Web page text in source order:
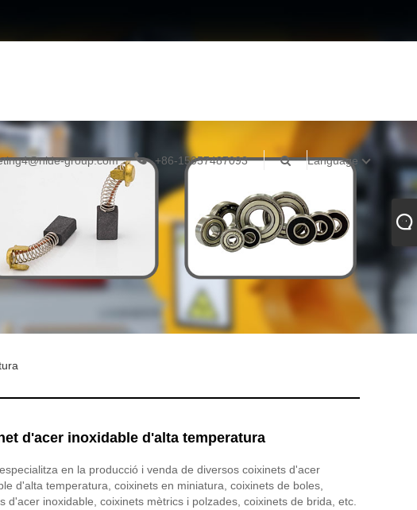
group.com +86-15057487093 Language
d'acer inoxidable d'alta temperatura
en la producció i venda de diversos coixinets d'acer
d'alta temperatura, coixinets en miniatura, coixinets de boles,
d'acer inoxidable, coixinets mètrics i polzades, coixinets de brida, etc.